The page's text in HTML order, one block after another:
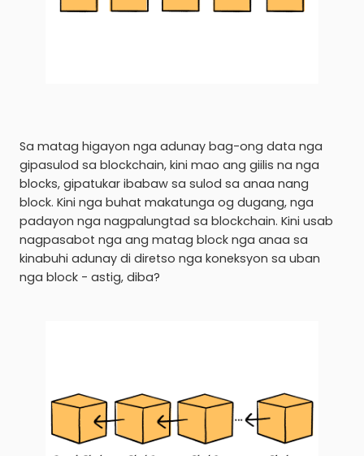
Sa matag higayon nga adunay bag-ong data nga
gipasulod sa blockchain, kini mao ang giilis na nga
blocks, gipatukar ibabaw sa sulod sa anaa nang
block. Kini nga buhat makatunga og dugang, nga
padayon nga nagpalungtad sa blockchain. Kini usab
nagpasabot nga ang matag block nga anaa sa
kinabuhi adunay di diretso nga koneksyon sa uban
nga block - astig, diba?